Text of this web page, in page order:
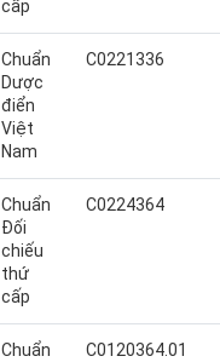
cấp
Chuẩn
Dược
điển
Việt
Nam
C0221336
Chuẩn
Đối
chiếu
thứ
cấp
C0224364
Chuẩn
C0120364.01